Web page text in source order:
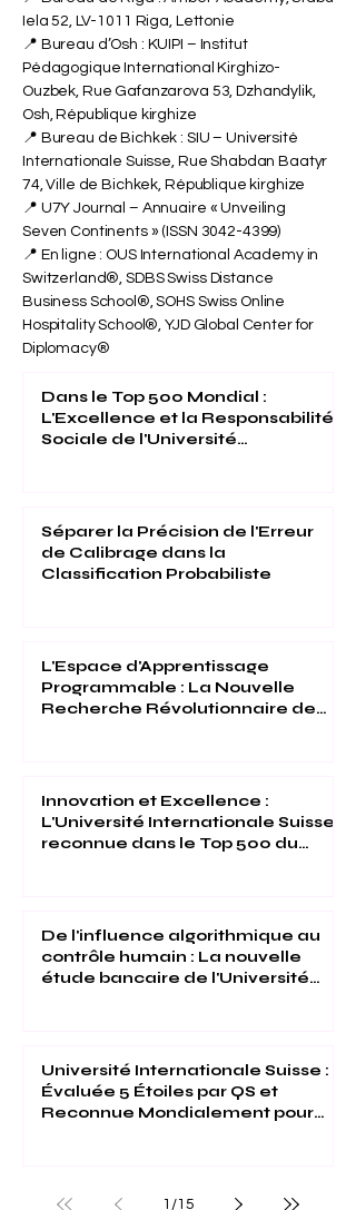
Iela 52, LV-1011 Riga, Lettonie
📍 Bureau d’Osh : KUIPI – Institut
Pédagogique International Kirghizo-
Ouzbek, Rue Gafanzarova 53, Dzhandylik,
Osh, République kirghize
📍 Bureau de Bichkek : SIU – Université
Internationale Suisse, Rue Shabdan Baatyr
74, Ville de Bichkek, République kirghize
📍 U7Y Journal – Annuaire « Unveiling
Seven Continents » (ISSN 3042-4399)
📍 En ligne : OUS International Academy in
Switzerland®, SDBS Swiss Distance
Business School®, SOHS Swiss Online
Hospitality School®, YJD Global Center for
Diplomacy®
Dans le Top 500 Mondial :
L'Excellence et la Responsabilité
Sociale de l'Université
Séparer la Précision de l'Erreur
de Calibrage dans la
Classification Probabiliste
L'Espace d'Apprentissage
Programmable : La Nouvelle
Recherche Révolutionnaire de
Innovation et Excellence :
L'Université Internationale Suisse
reconnue dans le Top 500 du
De l'influence algorithmique au
contrôle humain : La nouvelle
étude bancaire de l'Université
Université Internationale Suisse :
Évaluée 5 Étoiles par QS et
Reconnue Mondialement pour
1 /15